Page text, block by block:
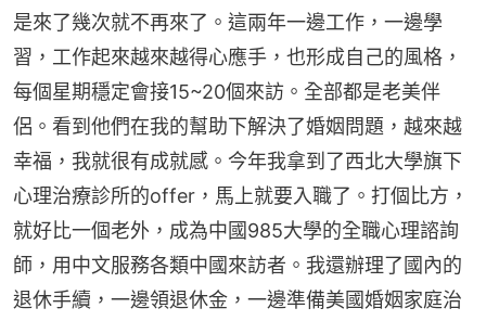
是來了幾次就不再來了。這兩年一邊工作，一邊學
習，工作起來越來越得心應手，也形成自己的風格，
每個星期穩定會接15~20個來訪。全部都是老美伴
侶。看到他們在我的幫助下解決了婚姻問題，越來越
幸福，我就很有成就感。今年我拿到了西北大學旗下
心理治療診所的offer，馬上就要入職了。打個比方，
就好比一個老外，成為中國985大學的全職心理諮詢
師，用中文服務各類中國來訪者。我還辦理了國內的
退休手續，一邊領退休金，一邊準備美國婚姻家庭治